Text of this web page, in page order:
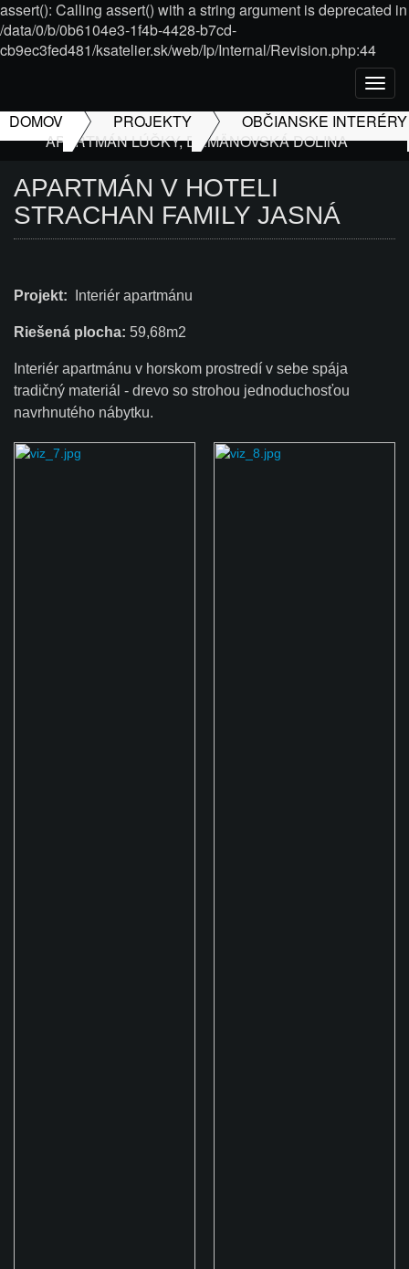
assert(): Calling assert() with a string argument is deprecated in
/data/0/b/0b6104e3-1f4b-4428-b7cd-
cb9ec3fed481/ksatelier.sk/web/Ip/Internal/Revision.php:44
DOMOV PROJEKTY
OBČIANSKE INTERÉRY
APARTMÁN LÚČKY, DEMÄNOVSKÁ DOLINA
APARTMÁN V HOTELI
STRACHAN FAMILY JASNÁ
Projekt: Interiér apartmánu
Riešená plocha: 59,68m2
Interiér apartmánu v horskom prostredí v sebe spája
tradičný materiál - drevo so strohou jednoduchosťou
navrhnutého nábytku.